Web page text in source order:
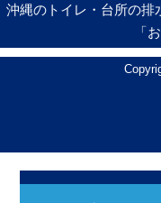
沖縄のトイレ・台所の排
「